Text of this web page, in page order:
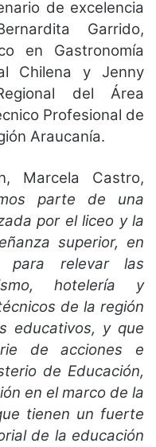
de excelencia
Garrido,
en Gastronomía
Chilena y Jenny
del Área
Profesional de
Araucanía.
Marcela Castro,
parte de una
por el liceo y la
superior, en
para relevar las
hotelería y
de la región
educativos, y que
de acciones e
de Educación,
en el marco de la
tienen un fuerte
de la educación